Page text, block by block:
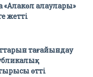
алаулары»
жетті
тағайындау
өтті